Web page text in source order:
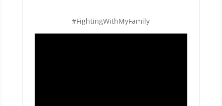
#FightingWithMyFamily